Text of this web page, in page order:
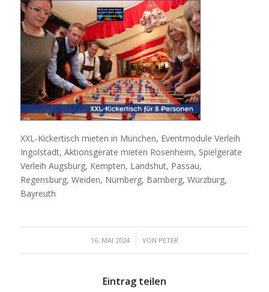
XXL-Kickertisch mieten in München, Eventmodule Verleih
Ingolstadt, Aktionsgeräte mieten Rosenheim, Spielgeräte
Verleih Augsburg, Kempten, Landshut, Passau,
Regensburg, Weiden, Nürnberg, Bamberg, Würzburg,
Bayreuth
16. MAI 2024
/ VON PETER
Eintrag teilen